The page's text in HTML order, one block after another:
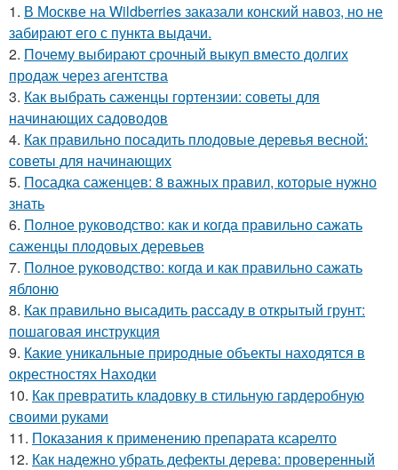
1. В Москве на Wildberries заказали конский навоз, но не
забирают его с пункта выдачи.
2. Почему выбирают срочный выкуп вместо долгих
продаж через агентства
3. Как выбрать саженцы гортензии: советы для
начинающих садоводов
4. Как правильно посадить плодовые деревья весной:
советы для начинающих
5. Посадка саженцев: 8 важных правил, которые нужно
знать
6. Полное руководство: как и когда правильно сажать
саженцы плодовых деревьев
7. Полное руководство: когда и как правильно сажать
яблоню
8. Как правильно высадить рассаду в открытый грунт:
пошаговая инструкция
9. Какие уникальные природные объекты находятся в
окрестностях Находки
10. Как превратить кладовку в стильную гардеробную
своими руками
11. Показания к применению препарата ксарелто
12. Как надежно убрать дефекты дерева: проверенный